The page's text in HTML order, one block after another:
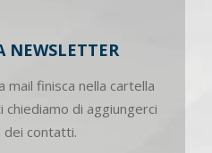
NEWSLETTER
mail finisca nella cartella
chiediamo di aggiungerci
dei contatti.